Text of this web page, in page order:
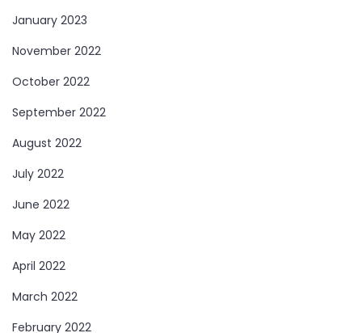
January 2023
November 2022
October 2022
September 2022
August 2022
July 2022
June 2022
May 2022
April 2022
March 2022
February 2022